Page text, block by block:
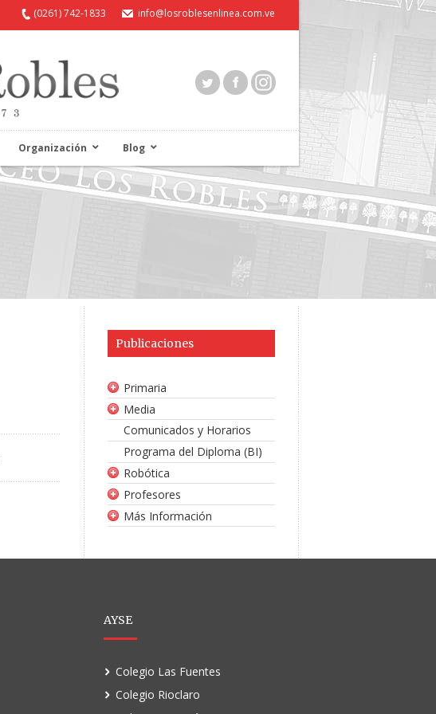
(0261) 742-1833 info@losroblesenlinea.com.ve
Organización Blog
Publicaciones
Primaria
Media
Comunicados y Horarios
Programa del Diploma (BI)
Robótica
Profesores
Más Información
AYSE
Colegio Las Fuentes
Colegio Rioclaro